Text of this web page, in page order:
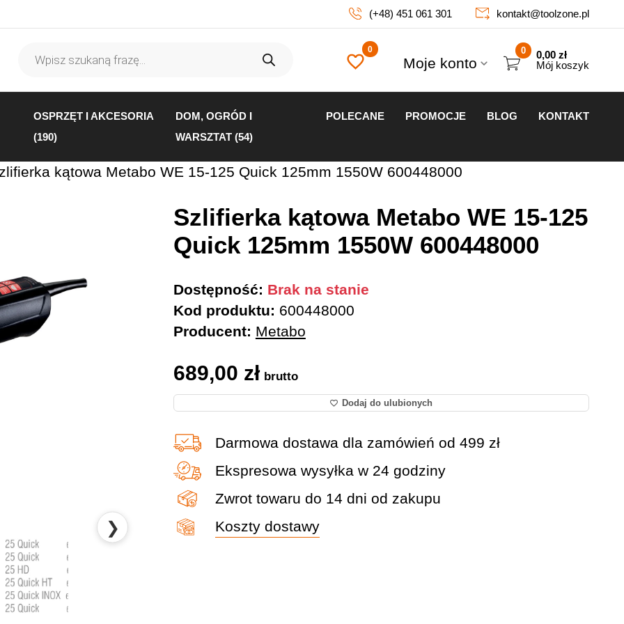
(+48) 451 061 301 kontakt@toolzone.pl
produktów
Moje konto
0,00 zł
Mój koszyk
0
OSPRZĘT I AKCESORIA
(190)
DOM, OGRÓD I
WARSZTAT (54)
POLECANE PROMOCJE BLOG KONTAKT
kątowa Metabo WE 15-125 Quick 125mm 1550W 600448000
❯
Szlifierka kątowa Metabo WE 15-125
Quick 125mm 1550W 600448000
Dostępność: Brak na stanie
Kod produktu: 600448000
Producent: Metabo
689,00 zł brutto
Dodaj do ulubionych
Darmowa dostawa dla zamówień od 499 zł
Ekspresowa wysyłka w 24 godziny
Zwrot towaru do 14 dni od zakupu
Koszty dostawy